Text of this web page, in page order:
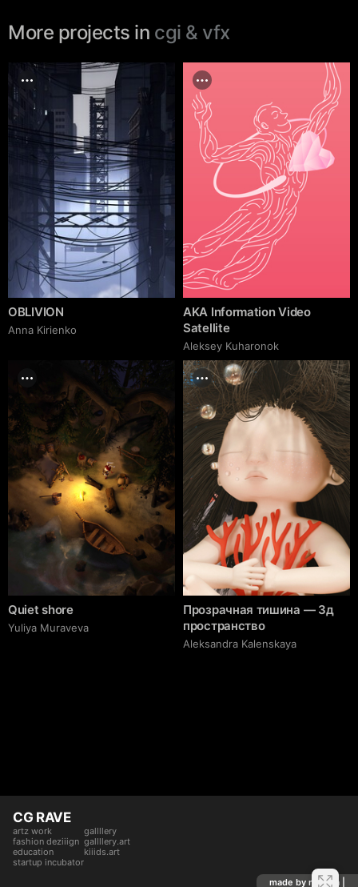
More projects in cgi & vfx
OBLIVION
Anna Kirienko
AKA Information Video
Satellite
Aleksey Kuharonok
Quiet shore
Yuliya Muraveva
Прозрачная тишина — 3д
пространство
Aleksandra Kalenskaya
CG RAVE
artz work
fashion deziiign
education
startup incubator
gallllery
gallllery.art
kiiids.art
made by mediiia |